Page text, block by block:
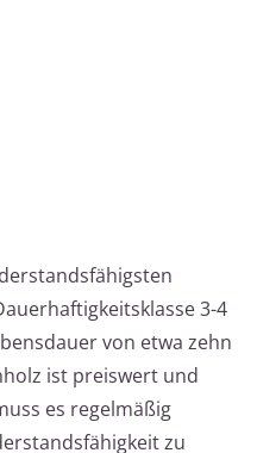
3-4
von etwa zehn
ist preiswert und
es regelmäßig
zu